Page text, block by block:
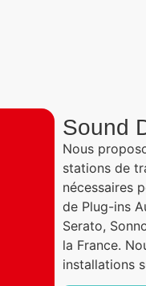
Sound
Nous
stations de
nécessaires
de Plug-ins
Serato,
la France.
installations